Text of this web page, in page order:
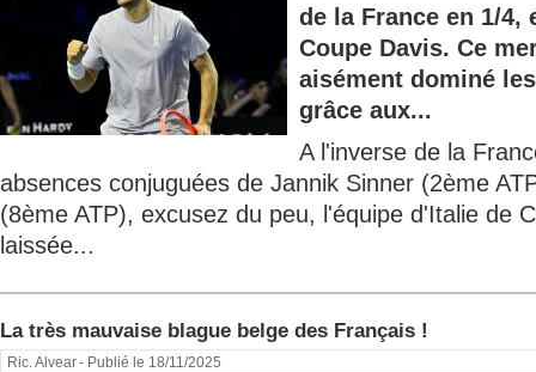
de la France en 1/4,
Coupe Davis. Ce
aisément dominé
grâce aux...
A l'inverse de la
absences conjuguées de Jannik Sinner (2ème
(8ème ATP), excusez du peu, l'équipe d'Italie de
laissée...
La très mauvaise blague belge des Français !
Ric. Alvear- Publié le 18/11/2025